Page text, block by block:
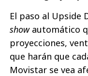
El paso al Upside
showautomático
proyecciones,
que harán que
Movistar se vea